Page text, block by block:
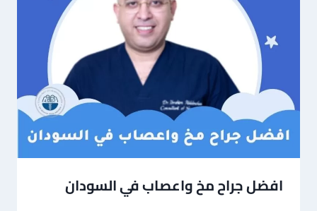
افضل جراح مخ واعصاب في السودان